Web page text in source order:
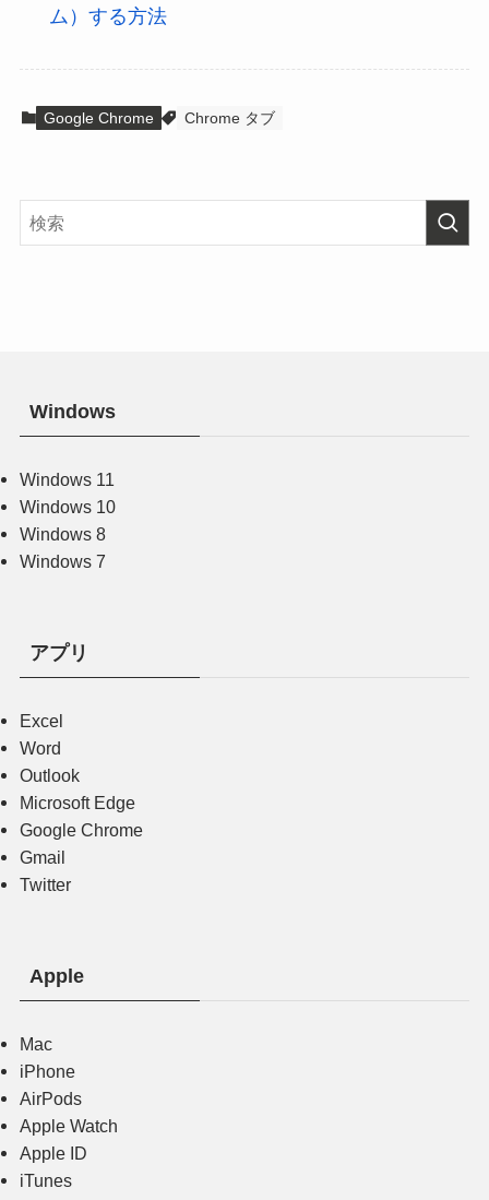
ム）する方法
Google Chrome Chrome タブ
Windows
Windows 11
Windows 10
Windows 8
Windows 7
アプリ
Excel
Word
Outlook
Microsoft Edge
Google Chrome
Gmail
Twitter
Apple
Mac
iPhone
AirPods
Apple Watch
Apple ID
iTunes